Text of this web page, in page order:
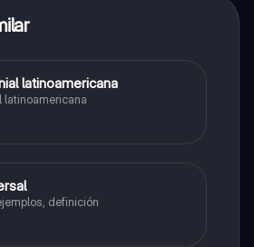
latinoamericana
latinoamericana
definición